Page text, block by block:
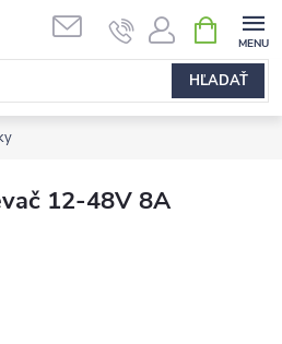
HĽADAŤ
KOŠÍK
12-48V 8A